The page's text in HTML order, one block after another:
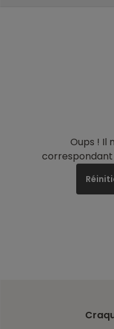
Oups ! Il
correspondant